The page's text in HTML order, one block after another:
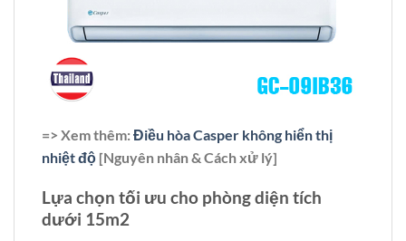
=> Xem thêm:Điều hòa Casper không hiển thị
nhiệt độ [Nguyên nhân & Cách xử lý]
Lựa chọn tối ưu cho phòng diện tích
dưới 15m2